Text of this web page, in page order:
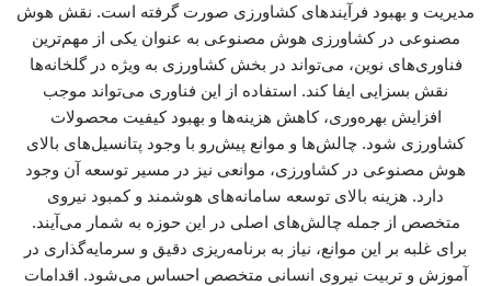
مدیریت و بهبود فرآیندهای کشاورزی صورت گرفته است. نقش هوش
مصنوعی در کشاورزی هوش مصنوعی به عنوان یکی از مهم‌ترین
فناوری‌های نوین، می‌تواند در بخش کشاورزی به ویژه در گلخانه‌ها
نقش بسزایی ایفا کند. استفاده از این فناوری می‌تواند موجب
افزایش بهره‌وری، کاهش هزینه‌ها و بهبود کیفیت محصولات
کشاورزی شود. چالش‌ها و موانع پیش‌رو با وجود پتانسیل‌های بالای
هوش مصنوعی در کشاورزی، موانعی نیز در مسیر توسعه آن وجود
دارد. هزینه بالای توسعه سامانه‌های هوشمند و کمبود نیروی
متخصص از جمله چالش‌های اصلی در این حوزه به شمار می‌آیند.
برای غلبه بر این موانع، نیاز به برنامه‌ریزی دقیق و سرمایه‌گذاری در
آموزش و تربیت نیروی انسانی متخصص احساس می‌شود. اقدامات